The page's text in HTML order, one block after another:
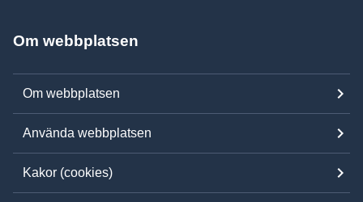
Om webbplatsen
Om webbplatsen
Använda webbplatsen
Kakor (cookies)